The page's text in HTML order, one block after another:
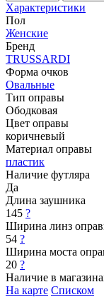
Характеристики
Пол
Женские
Бренд
TRUSSARDI
Форма очков
Овальные
Тип оправы
Ободковая
Цвет оправы
коричневый
Материал оправы
пластик
Наличие футляра
Да
Длина заушника
145 ?
Ширина линз
54 ?
Ширина моста
20 ?
Наличие в
На карте Списком